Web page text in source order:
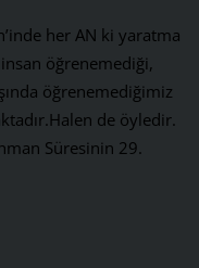
her AN ki yaratma
öğrenemediği,
öğrenemediğimiz
de öyledir.
Süresinin 29.